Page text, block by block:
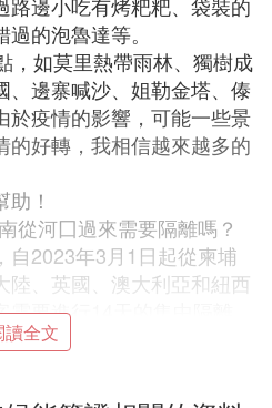
的泡魯達等。
，如莫里熱帶雨林、獨樹成
、邊寨喊沙、姐勒金塔、傣
於疫情的影響，可能一些景
的好轉，我相信越來越多的
！
從河囗過來需要隔離嗎？
自2023年3月1日起從柬埔
陸、英國、澳大利亞和紐西
需要進行14天的集中隔離，
指定的集中隔離場所和7天
讀全文